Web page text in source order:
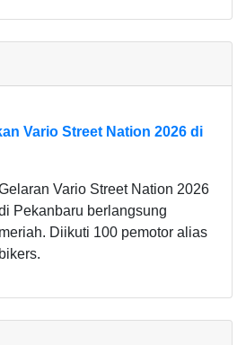
Vario Street Nation 2026 di
Vario Street Nation 2026
Pekanbaru berlangsung
meriah. Diikuti 100 pemotor alias
bikers.